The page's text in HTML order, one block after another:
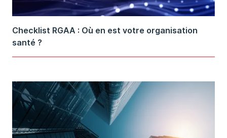
Checklist RGAA : Où en est votre organisation
santé ?